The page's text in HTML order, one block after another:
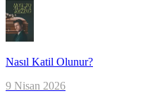
Nasıl Katil Olunur?
9 Nisan 2026